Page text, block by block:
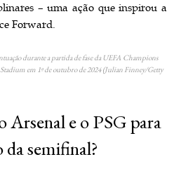
– uma ação que inspirou a
Forward.
durante a partida de fase da UEFA Champions
em 1º de outubro de 2024 (Julian Finney/Getty
e o PSG para
da semifinal?